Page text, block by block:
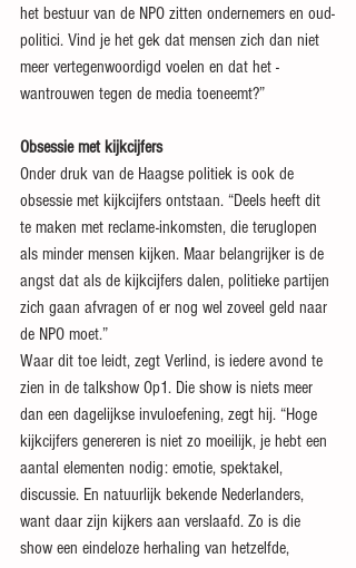
het bestuur van de NPO zitten ondernemers en oud-
politici. Vind je het gek dat mensen zich dan niet
meer vertegenwoordigd voelen en dat het ­
wantrouwen tegen de media toeneemt?”
Obsessie met kijkcijfers
Onder druk van de Haagse politiek is ook de
obsessie met kijkcijfers ontstaan. “Deels heeft dit
te maken met reclame-inkomsten, die teruglopen
als minder mensen kijken. Maar belangrijker is de
angst dat als de kijkcijfers dalen, politieke partijen
zich gaan afvragen of er nog wel zoveel geld naar
de NPO moet.”
Waar dit toe leidt, zegt Verlind, is iedere avond te
zien in de talkshow Op1. Die show is niets meer
dan een dagelijkse invuloefening, zegt hij. “Hoge
kijkcijfers genereren is niet zo moeilijk, je hebt een
aantal elementen nodig: emotie, spektakel,
discussie. En natuurlijk bekende Nederlanders,
want daar zijn kijkers aan verslaafd. Zo is die
show een eindeloze herhaling van hetzelfde,